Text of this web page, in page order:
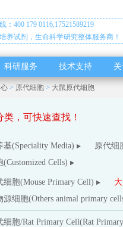
：400 179 0116,17521589219
养试剂，生命科学研究整体服务商！
科研服务 技术支持
> 原代细胞 > 大鼠原代细胞
，可快速查找！
基(Speciality Media) 原代细
Cells)
细胞(Mouse Primary Cell)
源细胞(Others animal primary
细胞/Rat Primary Cell(Rat